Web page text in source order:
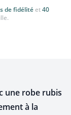
de fidélité et40
une robe rubis
à la